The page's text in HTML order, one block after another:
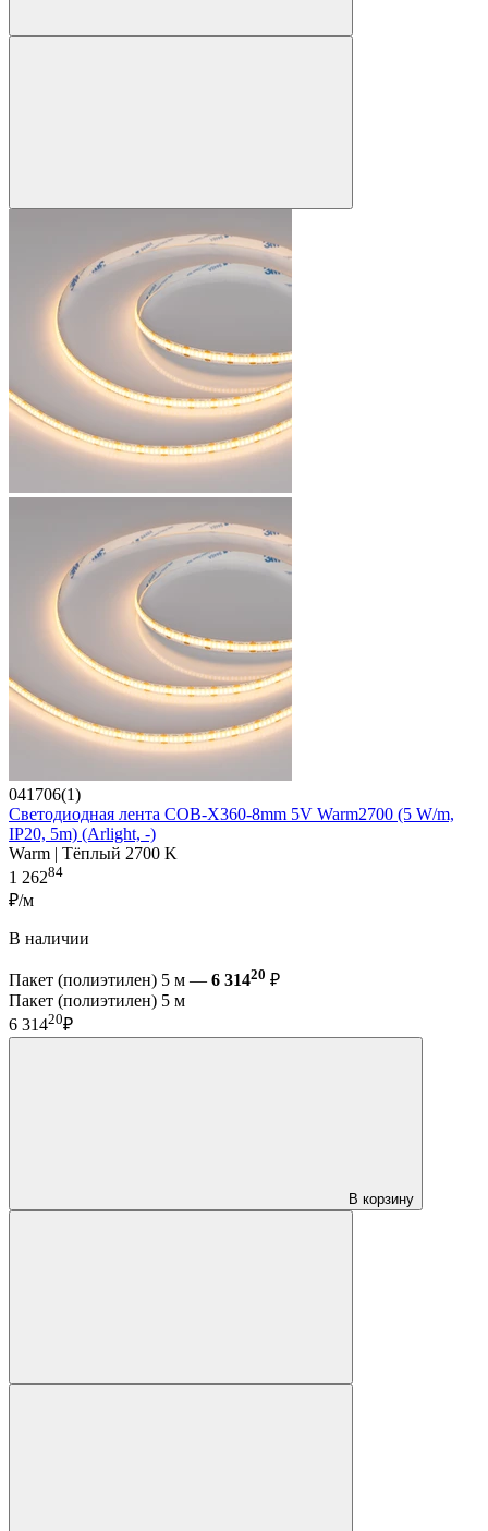
041706(1)
Светодиодная лента COB-X360-8mm 5V Warm2700 (5 W/m,
IP20, 5m) (Arlight, -)
Warm | Тёплый 2700 K
1 26284
₽/м
В наличии
Пакет (полиэтилен) 5 м — 6 31420 ₽
Пакет (полиэтилен) 5 м
6 31420₽
В корзину